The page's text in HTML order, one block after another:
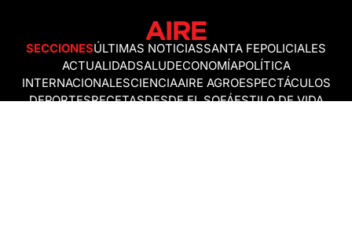
SECCIONESÚLTIMAS NOTICIASSANTA FEPOLICIALES
ACTUALIDADSALUDECONOMÍAPOLÍTICA
INTERNACIONALESCIENCIAAIRE AGROESPECTÁCULOS
DEPORTESRECETASDESDE EL SOFÁESTILO DE VIDA